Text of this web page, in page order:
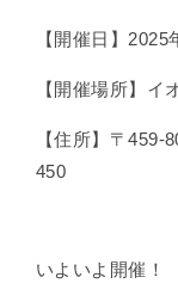
【開催日】
【開催場所】イ
【住所】〒459-
450
いよいよ開催！